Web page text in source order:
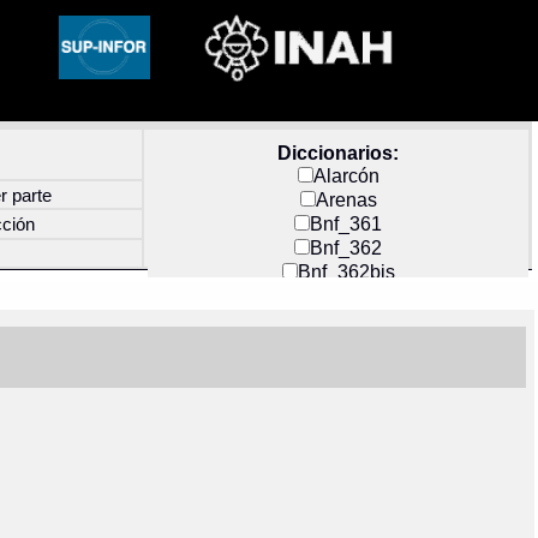
Diccionarios:
Alarcón
Arenas
Bnf_361
Bnf_362
Bnf_362bis
Docs_México
parte